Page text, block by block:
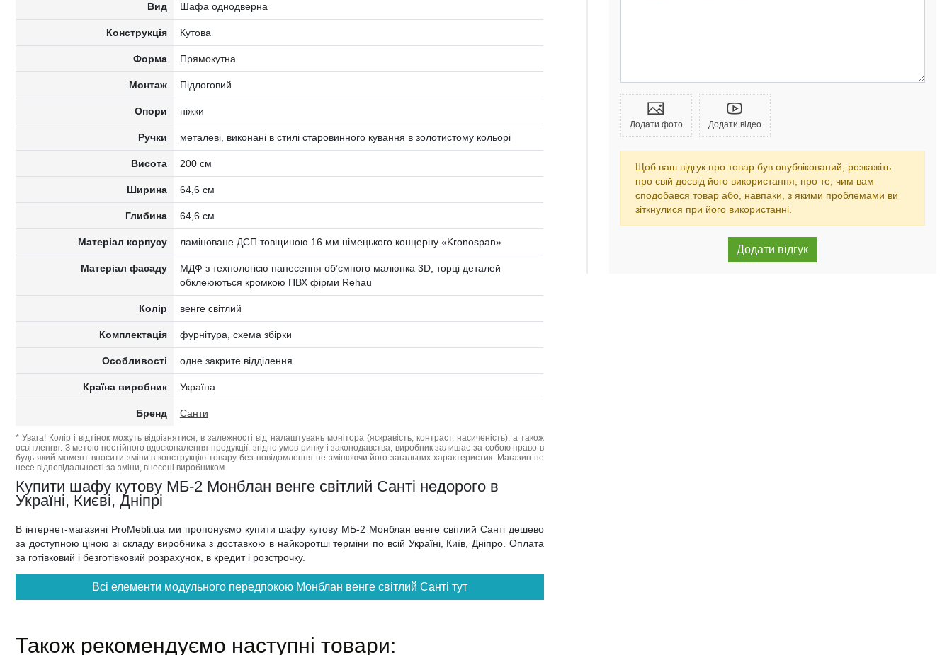
Вид Шафа однодверна
Конструкція Кутова
Форма Прямокутна
Монтаж Підлоговий
Опори ніжки
Ручки металеві, виконані в стилі старовинного кування в золотистому кольорі
Висота 200 см
Ширина 64,6 см
Глибина 64,6 см
Матеріал корпусу ламіноване ДСП товщиною 16 мм німецького концерну «Kronospan»
Матеріал фасаду
МДФ з технологією нанесення об’ємного малюнка 3D, торці деталей
обклеюються кромкою ПВХ фірми Rehau
Колір венге світлий
Комплектація фурнітура, схема збірки
Особливості одне закрите відділення
Країна виробник Україна
Бренд Санти
* Увага! Колір і відтінок можуть відрізнятися, в залежності від налаштувань монітора (яскравість, контраст, насиченість), а також
освітлення. З метою постійного вдосконалення продукції, згідно умов ринку і законодавства, виробник залишає за собою право в
будь-який момент вносити зміни в конструкцію товару без повідомлення не змінюючи його загальних характеристик. Магазин не
несе відповідальності за зміни, внесені виробником.
Купити шафу кутову МБ-2 Монблан венге світлий Санті недорого в
Україні, Києві, Дніпрі
В інтернет-магазині ProMebli.ua ми пропонуємо купити шафу кутову МБ-2 Монблан венге світлий Санті дешево
за доступною ціною зі складу виробника з доставкою в найкоротші терміни по всій Україні, Київ, Дніпро. Оплата
за готівковий і безготівковий розрахунок, в кредит і розстрочку.
Всі елементи модульного передпокою Монблан венге світлий Санті тут
Додати фото Додати відео
Щоб ваш відгук про товар був опублікований, розкажіть
про свій досвід його використання, про те, чим вам
сподобався товар або, навпаки, з якими проблемами ви
зіткнулися при його використанні.
Також рекомендуємо наступні товари: